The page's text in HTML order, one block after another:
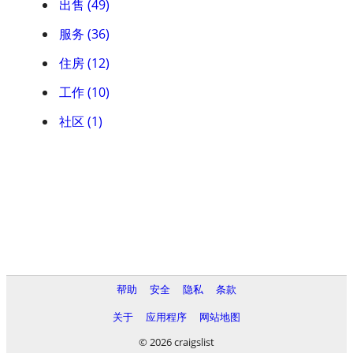
出售 (49)
服务 (36)
住房 (12)
工作 (10)
社区 (1)
帮助 安全 隐私
条款
关于
应用程序
网站地图
© 2026 craigslist